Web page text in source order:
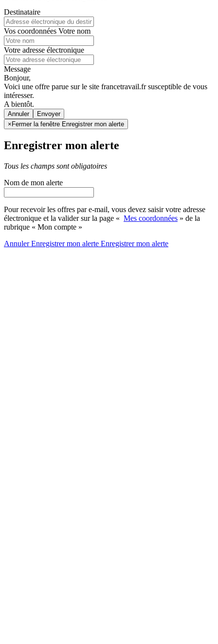
Destinataire
Vos coordonnées Votre nom
Votre adresse électronique
Message
Bonjour,
Voici une offre parue sur le site francetravail.fr susceptible de vous
intéresser.
A bientôt.
Annuler
× Fermer la fenêtre Enregistrer mon alerte
Enregistrer mon alerte
Tous les champs sont obligatoires
Nom de mon alerte
Pour recevoir les offres par e-mail, vous devez saisir votre adresse
électronique et la valider sur la page « Mes coordonnées » de la
rubrique « Mon compte »
AnnulerEnregistrer mon alerte Enregistrermon alerte